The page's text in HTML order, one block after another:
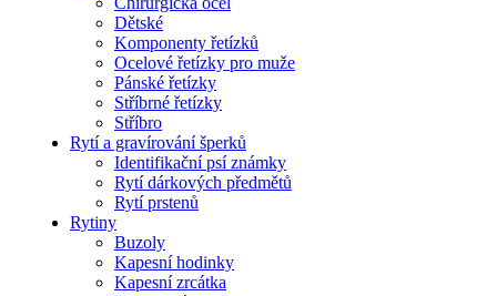
Dětské
Komponenty řetízků
Ocelové řetízky pro muže
Pánské řetízky
Stříbrné řetízky
Stříbro
Rytí a gravírování šperků
Identifikační psí známky
Rytí dárkových předmětů
Rytí prstenů
Rytiny
Buzoly
Kapesní hodinky
Kapesní zrcátka